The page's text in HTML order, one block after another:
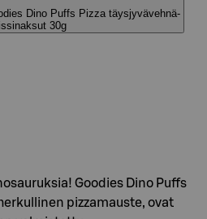
Dino Puffs Pizza täysjyvävehnä-
30g
Goodies Dino Puffs
pizzamauste, ovat